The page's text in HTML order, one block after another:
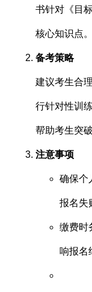
书针对《目
核心知识点。
备考策略
建议考生合
行针对性训
帮助考生突
注意事项
确保个
报名失
缴费时
响报名